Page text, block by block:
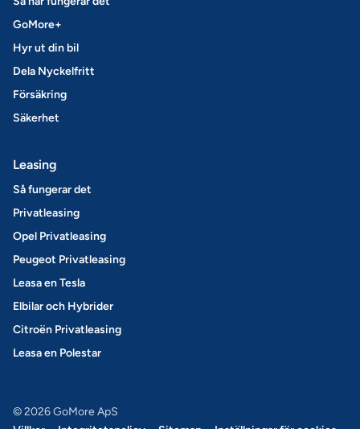
GoMore+
Hyr ut din bil
Dela Nyckelfritt
Försäkring
Säkerhet
Leasing
Så fungerar det
Privatleasing
Opel Privatleasing
Peugeot Privatleasing
Leasa en Tesla
Elbilar och Hybrider
Citroën Privatleasing
Leasa en Polestar
© 2026 GoMore ApS